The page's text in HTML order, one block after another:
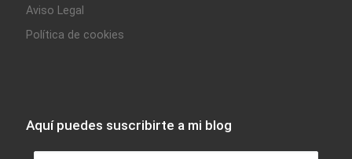
Aviso Legal
Política de cookies
Aquí puedes suscribirte a mi blog